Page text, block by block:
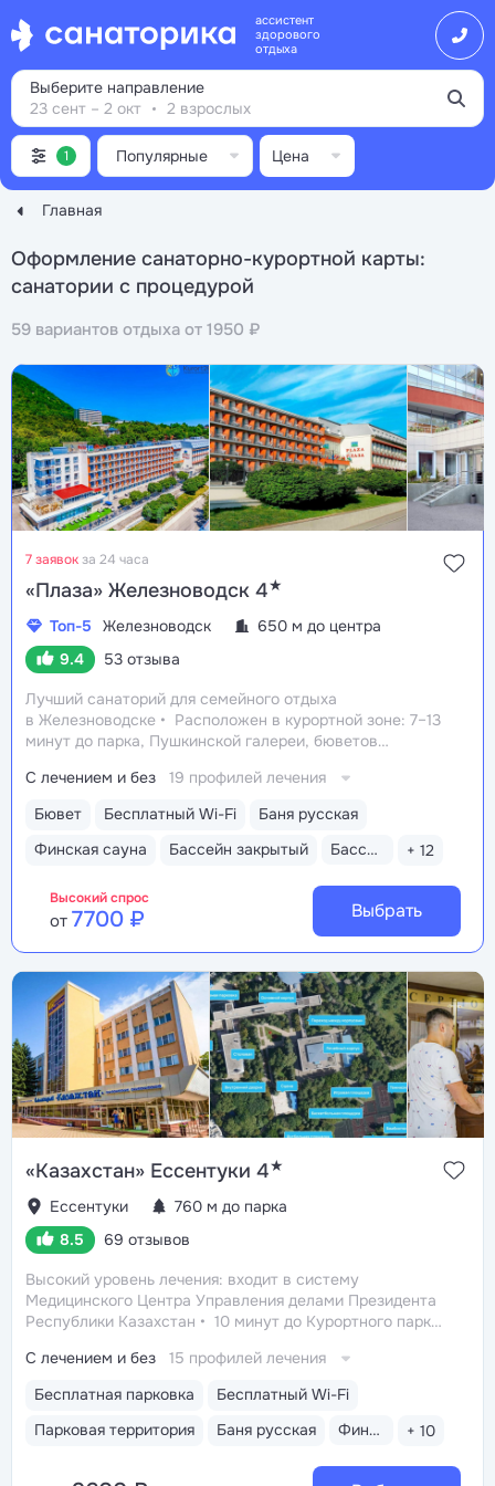
ассистент
здорового
отдыха
Главная
Выберите направление
23 сент – 2 окт
2 взрослых
Оформление санаторно-курортной карты:
санатории с процедурой
59 вариантов отдыха от 1950 ₽
1 Популярные Цена
7 заявокза 24 часа
«Плаза» Железноводск 4★
Топ-5 Железноводск
650 м до центра
9.4
53 отзыва
Лучший санаторий для семейного отдыха
в Железноводске
Расположен в курортной зоне: 7–13
минут до парка, Пушкинской галереи, бюветов
бювет с минеральной водой «Славяновская»
в одном здании: не нужно выходить на улицу, чтобы
получить лечение, посетить бассейн и столовую
Бювет Бесплатный Wi-Fi
Баня русская
Финская сауна
Бассейн закрытый Бассейн детский + 12
С лечением и без 19 профилей лечения
Высокий спрос
от 7700 ₽ Выбрать
«Казахстан» Ессентуки 4★
Ессентуки
760 м до парка
8.5
69 отзывов
Высокий уровень лечения: входит в систему
Медицинского Центра Управления делами Президента
Республики Казахстан
10 минут до Курортного парка,
«Ессентуки 4» и «Ессентуки-Новая»
Санаторий
с восточным колоритом в интерьерах. Во всех номерах
современный ремонт. Есть номера с балконом.
Высокая скорость интернета: роутер стоит в каждом
не нужно выходить на улицу, чтобы получить лечение,
Бесплатная парковка
Бесплатный Wi-Fi
Парковая территория
Баня русская Финская сауна + 10
С лечением и без 15 профилей лечения